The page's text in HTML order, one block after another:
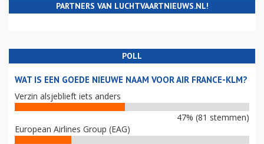
PARTNERS VAN LUCHTVAARTNIEUWS.NL!
POLL
WAT IS EEN GOEDE NIEUWE NAAM VOOR AIR FRANCE-KLM?
Verzin alsjeblieft iets anders
47% (81 stemmen)
European Airlines Group (EAG)